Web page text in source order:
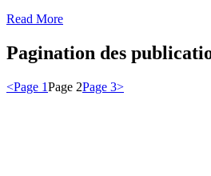
Read More
Pagination des
<Page 1Page 2Page 3>